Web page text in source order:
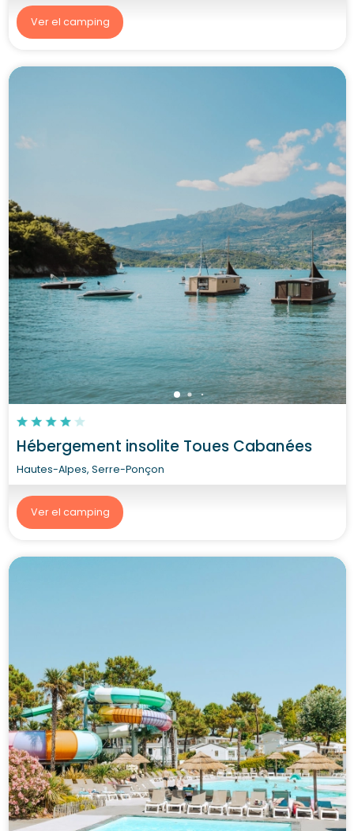
Ver el camping
Hébergement insolite Toues Cabanées
Hautes-Alpes, Serre-Ponçon
Ver el camping